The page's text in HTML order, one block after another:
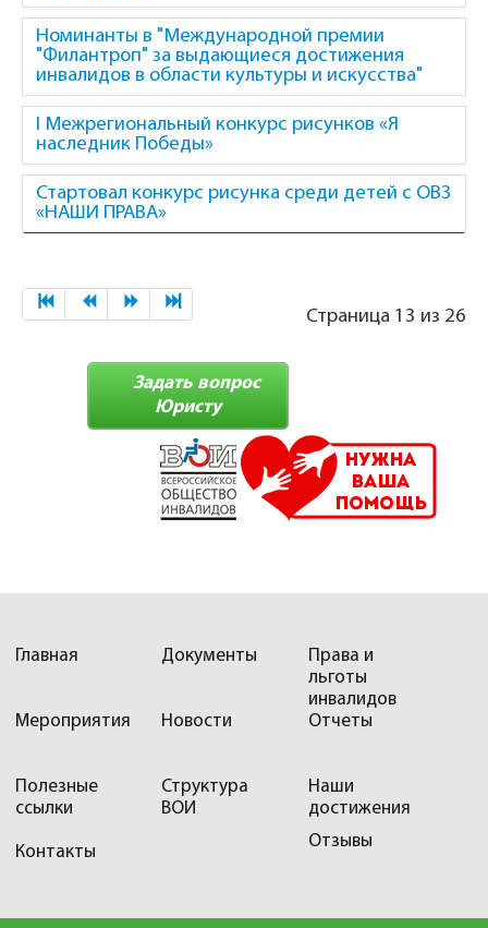
Номинанты в "Международной премии
"Филантроп" за выдающиеся достижения
инвалидов в области культуры и искусства"
I Межрегиональный конкурс рисунков «Я
наследник Победы»
Стартовал конкурс рисунка среди детей с ОВЗ
«НАШИ ПРАВА»
Страница 13 из 26
Задать вопрос
Юристу
Главная Документы
Права и
льготы
инвалидов
Мероприятия
Новости Отчеты
Полезные
ссылки
Структура
ВОИ
Наши
достижения
Отзывы
Контакты